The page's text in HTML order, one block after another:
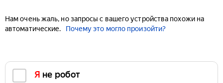
Нам очень жаль, но запросы с вашего устройства похожи на
автоматические.
Почему это могло произойти?
Я не робот